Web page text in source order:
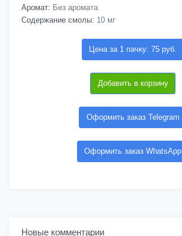
Аромат: Без аромата
Содержание смолы: 10 мг
Цена за 1 пачку: 75 руб.
Добавить в корзину
Оформить заказ Telegram
Оформить заказ WhatsApp
Новые комментарии